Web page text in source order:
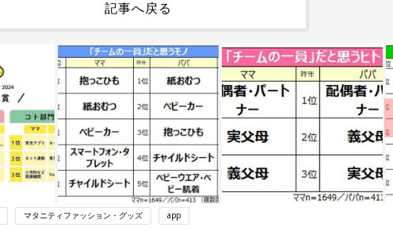
記事へ戻る
マタニティファッション・グッズ app